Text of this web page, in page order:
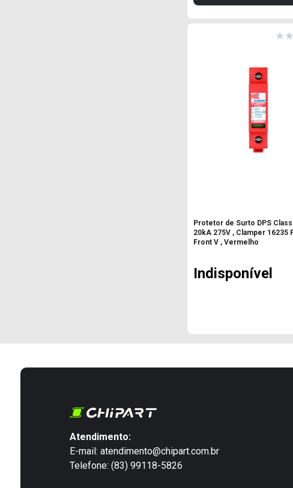
Protetor de Surto DPS
20kA 275V , Clamper 16235
Front V , Vermelho
Indisponível
Atendimento:
E-mail: atendimento@chipart.com.br
Telefone: (83) 99118-5826